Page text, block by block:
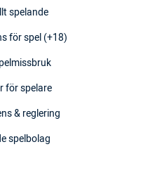
spelande
för spel (+18)
för spelare
& reglering
spelbolag